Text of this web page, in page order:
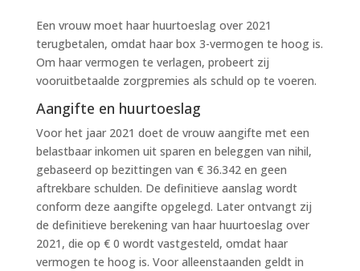
Een vrouw moet haar huurtoeslag over 2021
terugbetalen, omdat haar box 3-vermogen te hoog is.
Om haar vermogen te verlagen, probeert zij
vooruitbetaalde zorgpremies als schuld op te voeren.
Aangifte en huurtoeslag
Voor het jaar 2021 doet de vrouw aangifte met een
belastbaar inkomen uit sparen en beleggen van nihil,
gebaseerd op bezittingen van € 36.342 en geen
aftrekbare schulden. De definitieve aanslag wordt
conform deze aangifte opgelegd. Later ontvangt zij
de definitieve berekening van haar huurtoeslag over
2021, die op € 0 wordt vastgesteld, omdat haar
vermogen te hoog is. Voor alleenstaanden geldt in